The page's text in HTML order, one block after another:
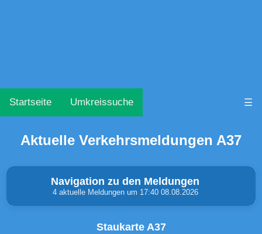
Startseite Umkreissuche ☰
Aktuelle Verkehrsmeldungen A37
Navigation zu den Meldungen
4 aktuelle Meldungen um 17:40 08.08.2026
Staukarte A37